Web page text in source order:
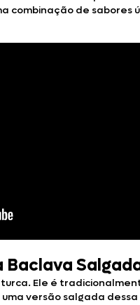
combinação de sabores
Baclava
Ele é
versão salgada